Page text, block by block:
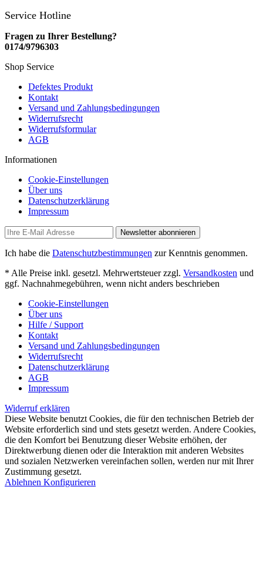
Service Hotline
Fragen zu Ihrer Bestellung?
0174/9796303
Shop Service
Defektes Produkt
Kontakt
Versand und Zahlungsbedingungen
Widerrufsrecht
Widerrufsformular
AGB
Informationen
Cookie-Einstellungen
Über uns
Datenschutzerklärung
Impressum
Newsletter abonnieren
Ich habe die Datenschutzbestimmungen zur Kenntnis genommen.
* Alle Preise inkl. gesetzl. Mehrwertsteuer zzgl. Versandkosten und
ggf. Nachnahmegebühren, wenn nicht anders beschrieben
Cookie-Einstellungen
Über uns
Hilfe / Support
Kontakt
Versand und Zahlungsbedingungen
Widerrufsrecht
Datenschutzerklärung
AGB
Impressum
Widerruf erklären
Diese Website benutzt Cookies, die für den technischen Betrieb der
Website erforderlich sind und stets gesetzt werden. Andere Cookies,
die den Komfort bei Benutzung dieser Website erhöhen, der
Direktwerbung dienen oder die Interaktion mit anderen Websites
und sozialen Netzwerken vereinfachen sollen, werden nur mit Ihrer
Zustimmung gesetzt.
Ablehnen Konfigurieren